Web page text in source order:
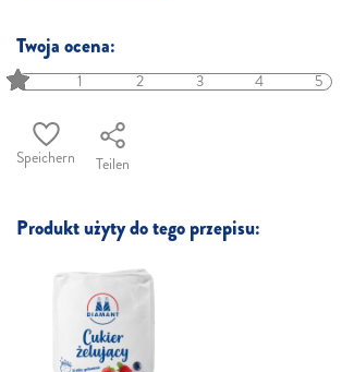
Twoja ocena:
1 2 3 4 5
Speichern Teilen
Produkt użyty do tego przepisu: